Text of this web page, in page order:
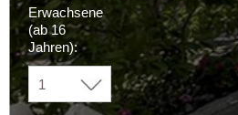
Erwachsene
(ab 16
Jahren):